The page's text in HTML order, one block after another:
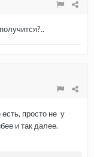
просто не у
и так далее.